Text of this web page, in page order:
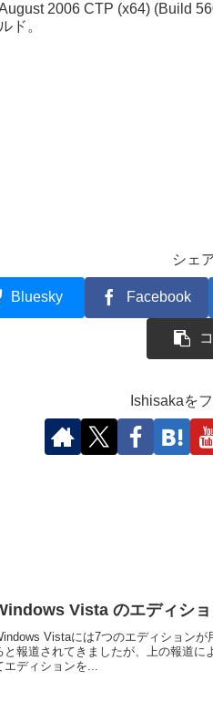
2006 CTP (x64) (Build
ド。
シェ
Bluesky Facebook
Ishisakaを
Vista のエディシ
Vistaには7つのエディション
と報道されてきましたが、上の報道に
エディションを...